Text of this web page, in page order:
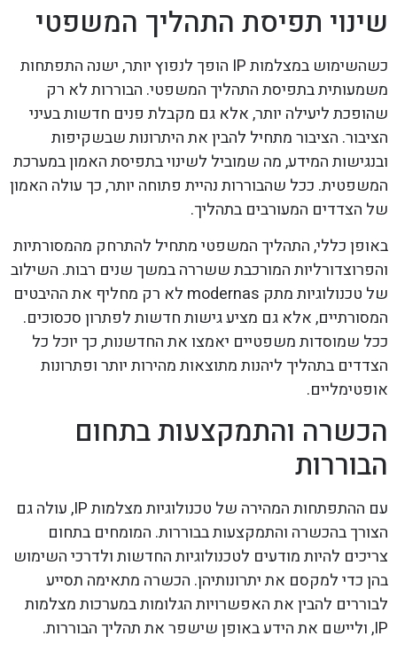
שינוי תפיסת התהליך המשפטי
כשהשימוש במצלמות IP הופך לנפוץ יותר, ישנה התפתחות
משמעותית בתפיסת התהליך המשפטי. הבוררות לא רק
שהופכת ליעילה יותר, אלא גם מקבלת פנים חדשות בעיני
הציבור. הציבור מתחיל להבין את היתרונות שבשקיפות
ובנגישות המידע, מה שמוביל לשינוי בתפיסת האמון במערכת
המשפטית. ככל שהבוררות נהיית פתוחה יותר, כך עולה האמון
של הצדדים המעורבים בתהליך.
באופן כללי, התהליך המשפטי מתחיל להתרחק מהמסורתיות
והפרוצדורליות המורכבת ששררה במשך שנים רבות. השילוב
של טכנולוגיות מתק modernas לא רק מחליף את ההיבטים
המסורתיים, אלא גם מציע גישות חדשות לפתרון סכסוכים.
ככל שמוסדות משפטיים יאמצו את החדשנות, כך יוכל כל
הצדדים בתהליך ליהנות מתוצאות מהירות יותר ופתרונות
אופטימליים.
הכשרה והתמקצעות בתחום
הבוררות
עם ההתפתחות המהירה של טכנולוגיות מצלמות IP, עולה גם
הצורך בהכשרה והתמקצעות בבוררות. המומחים בתחום
צריכים להיות מודעים לטכנולוגיות החדשות ולדרכי השימוש
בהן כדי למקסם את יתרונותיהן. הכשרה מתאימה תסייע
לבוררים להבין את האפשרויות הגלומות במערכות מצלמות
IP, וליישם את הידע באופן שישפר את תהליך הבוררות.